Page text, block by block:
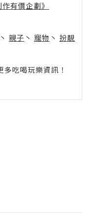
有價企劃》
丶 親子 丶 寵物 丶 扮靚
吃喝玩樂資訊！